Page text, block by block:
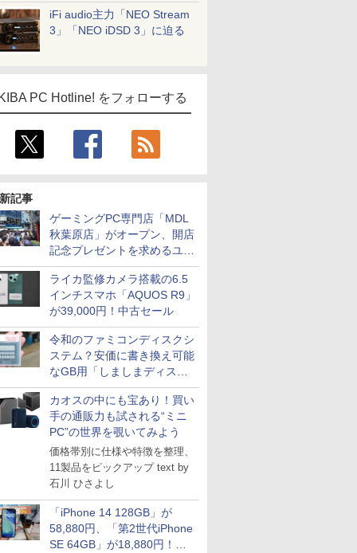
iFi audio主力「NEO Stream
3」「NEO iDSD 3」に迫る
PC Hotline! をフォローする
記事
ゲーミングPC専門店「MDL
秋葉原店」がオープン、開店
記念プレゼントを求めるユー
ザーが押し寄せ長蛇の列に
ライカ監修カメラ搭載の6.5
インチスマホ「AQUOS R9」
が39,000円！中古セール
令和のファミコンディスクシ
ステム？安価に書き換え可能
なGB用「しましまディスク
システム」
カオスの中にも宝あり！買い
手の通販力も試される“ミニ
PC”の世界を覗いてみよう
価格帯別に仕様や特徴を整理、
11製品をピックアップ text by
石川 ひさよし
「iPhone 14 128GB」が
58,880円、「第2世代iPhone
SE 64GB」が18,880円！中